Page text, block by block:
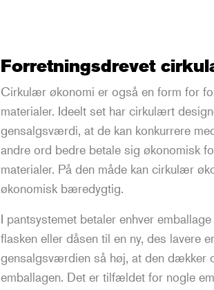
Forretningsdrevet
Cirkulær økonomi er også en form for
materialer. Ideelt set har cirkulært
gensalgsværdi, at de kan konkurrere
andre ord bedre betale sig økonomisk
materialer. På den måde kan cirkulær
økonomisk bæredygtig.
I pantsystemet betaler enhver
flasken eller dåsen til en ny, des lavere
gensalgsværdien så høj, at den dækker
emballagen. Det er tilfældet for nogle